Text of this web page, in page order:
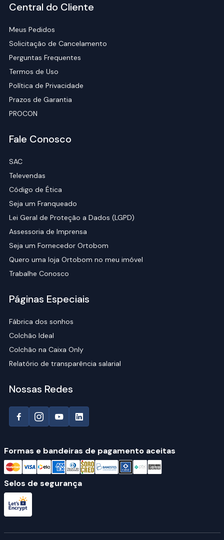
Central do Cliente
Meus Pedidos
Solicitação de Cancelamento
Perguntas Frequentes
Termos de Uso
Política de Privacidade
Prazos de Garantia
PROCON
Fale Conosco
SAC
Televendas
Código de Ética
Seja um Franqueado
Lei Geral de Proteção a Dados (LGPD)
Assessoria de Imprensa
Seja um Fornecedor Ortobom
Quero uma loja Ortobom no meu imóvel
Trabalhe Conosco
Páginas Especiais
Fábrica dos sonhos
Colchão Ideal
Colchão na Caixa Only
Relatório de transparência salarial
Nossas Redes
Formas e bandeiras de pagamento aceitas
Selos de segurança